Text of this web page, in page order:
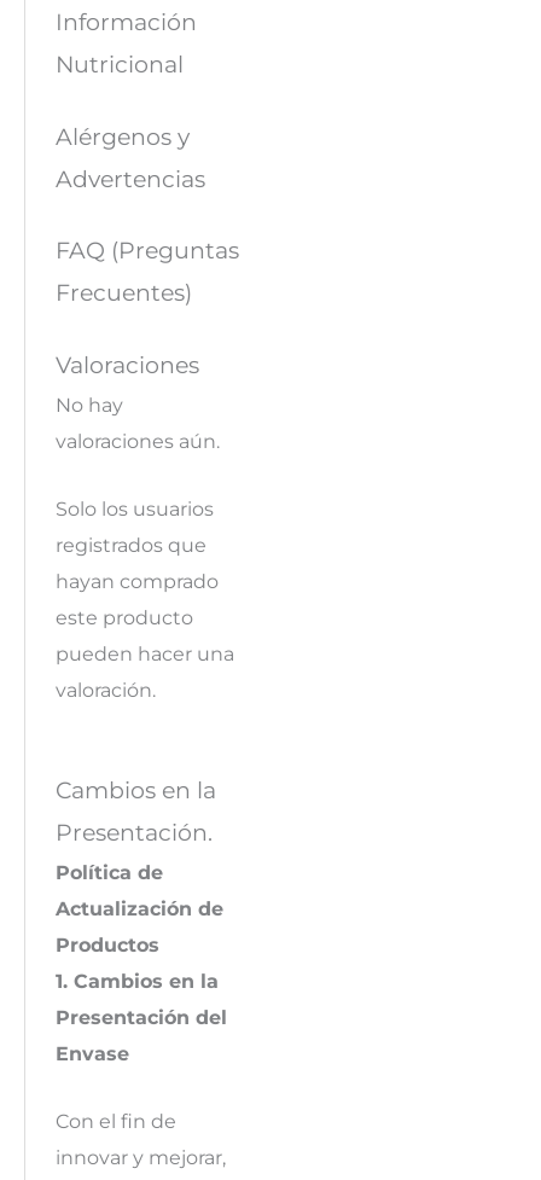
Información
Nutricional
Alérgenos y
Advertencias
FAQ (Preguntas
Frecuentes)
Valoraciones
No hay
valoraciones aún.
Solo los usuarios
registrados que
hayan comprado
este producto
pueden hacer una
valoración.
Cambios en la
Presentación.
Política de
Actualización de
Productos
1. Cambios en la
Presentación del
Envase
Con el fin de
innovar y mejorar,